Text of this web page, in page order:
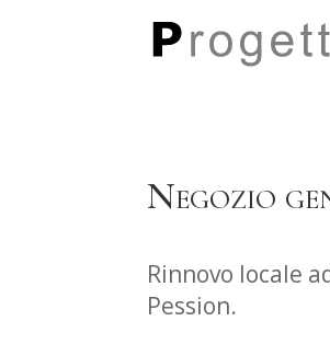
Negozio
Rinnovo locale
Pession.